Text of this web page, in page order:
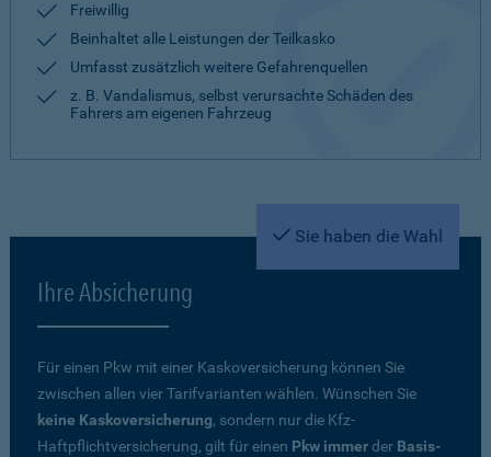
Freiwillig
Beinhaltet alle Leistungen der Teilkasko
Umfasst zusätzlich weitere Gefahrenquellen
z. B. Vandalismus, selbst verursachte Schäden des
Fahrers am eigenen Fahrzeug
Sie haben die Wahl
Ihre Absicherung
Für einen Pkw mit einer Kaskoversicherung können Sie
zwischen allen vier Tarifvarianten wählen. Wünschen Sie
keine Kaskoversicherung, sondern nur die Kfz-
Haftpflichtversicherung, gilt für einen Pkw immerder Basis-